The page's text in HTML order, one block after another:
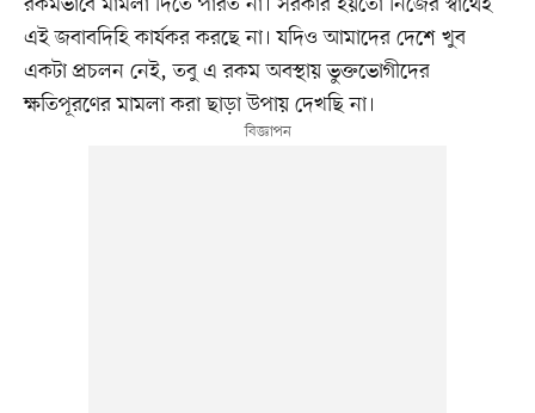
এই জবাবদিহি কার্যকর করছে না। যদিও আমাদের দেশে খুব
একটা প্রচলন নেই, তবু এ রকম অবস্থায় ভুক্তভোগীদের
ক্ষতিপূরণের মামলা করা ছাড়া উপায় দেখছি না।